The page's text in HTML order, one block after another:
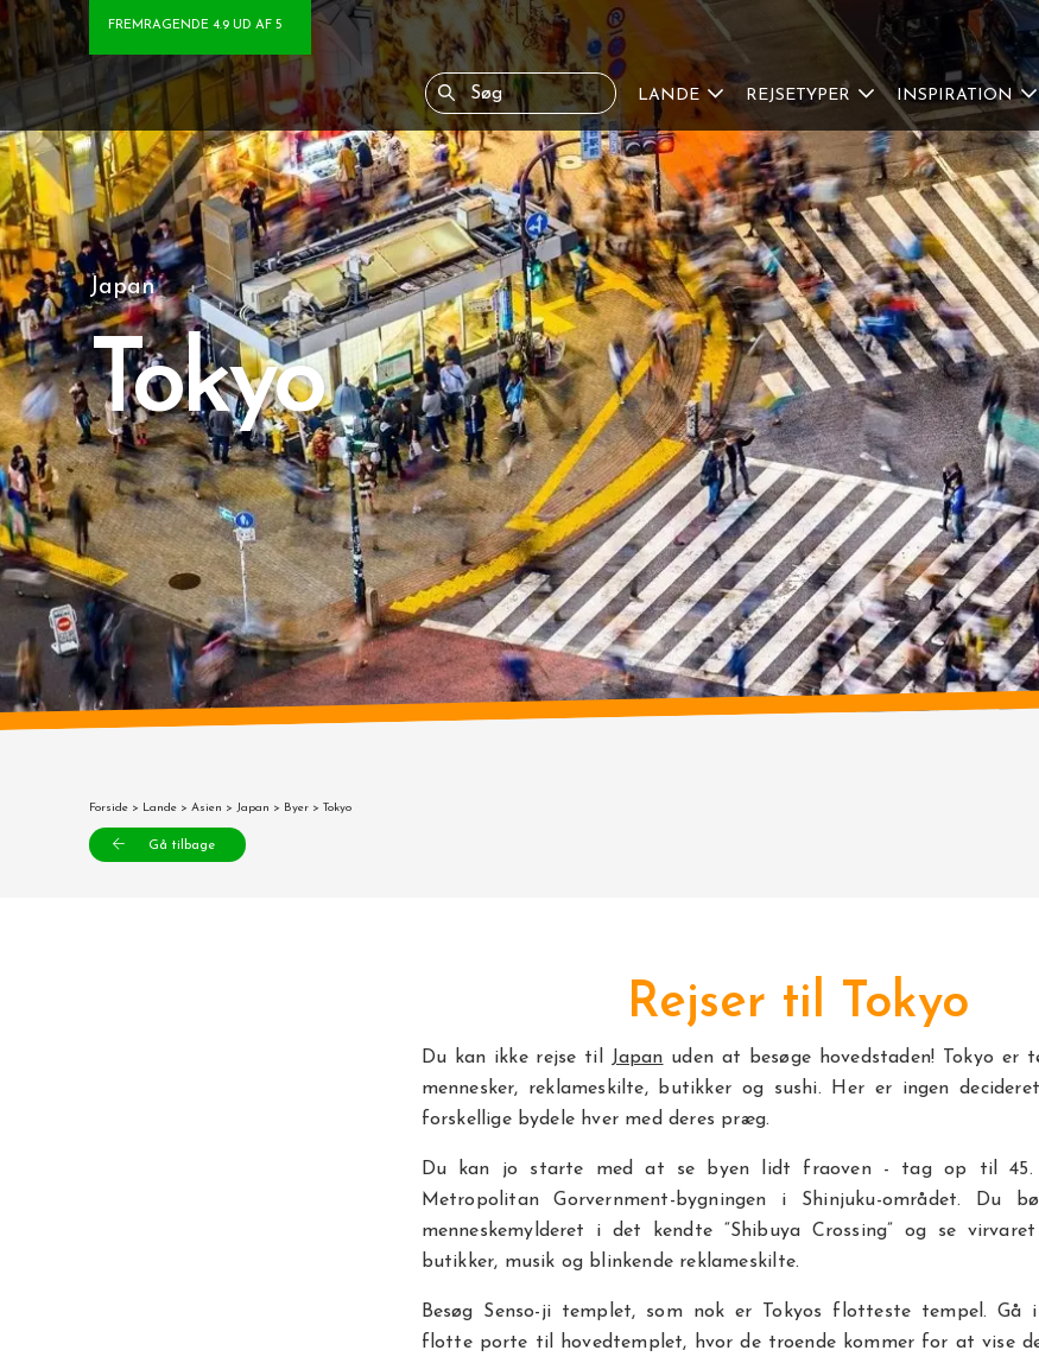
FREMRAGENDE 4.9 UD AF 5
LANDE REJSETYPER INSPIRATION
Japan
Tokyo
Forside > Lande > Asien > Japan > Byer > Tokyo
Gå tilbage
Rejser til Tokyo
Du kan ikke rejse til Japan uden at besøge hovedstaden! Tokyo er
mennesker, reklameskilte, butikker og sushi. Her er ingen
forskellige bydele hver med deres præg.
Du kan jo starte med at se byen lidt fraoven - tag op til 45.
Metropolitan Gorvernment-bygningen i Shinjuku-området. Du
menneskemylderet i det kendte “Shibuya Crossing” og se
butikker, musik og blinkende reklameskilte.
Besøg Senso-ji templet, som nok er Tokyos flotteste tempel. Gå
flotte porte til hovedtemplet, hvor de troende kommer for at vise